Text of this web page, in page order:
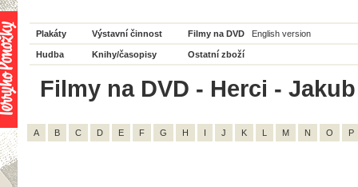
Plakáty Výstavní činnost Filmy na DVD English version
Hudba Knihy/časopisy Ostatní zboží
Filmy na DVD - Herci -
A B C D E F G H I J K L M N O P